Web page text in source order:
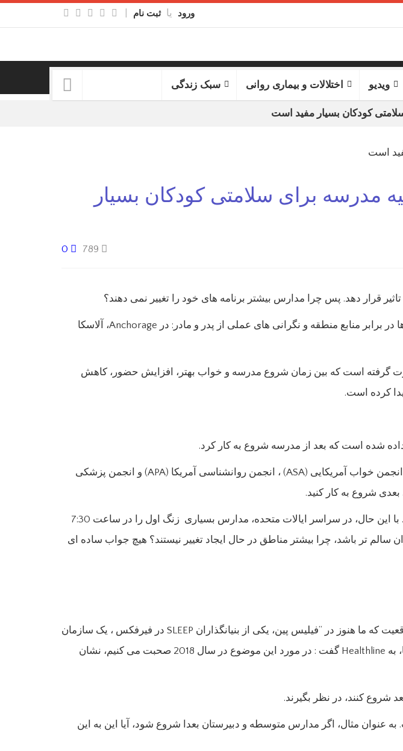
ورود یا ثبت نام
ویدیو اختلالات و بیماری روانی سبک زندگی
کودکان بسیار مفید است
مدرسه برای سلامتی کودکان بسیار
قرار دهد. پس چرا مدارس بیشتر برنامه های خود را تغییر نمی دهند؟
انکوریج منطقه مدرسه وزن تحقیقات در مورد مدرسه ایده آل شروع به بار برای بچه ها در برابر منابع منطقه و نگرانی های عملی از پدر و مادر: در Anchorage، آلاسکا
گرفته است که بین زمان شروع مدرسه و خواب بهتر، افزایش حضور، کاهش
کرده است.
شده است که بعد از مدرسه شروع به کار کرد.
در حقیقت، شواهد بسیار محتمل است که مراکز کنترل و پیشگیری از بیماری (CDC) ، انجمن خواب آمریکایی (ASA) ، انجمن روانشناسی آمریکا (APA) و انجمن پزشکی
اکثر توصیه ها نشان می دهد که مدارس نباید هرچه زودتر از ساعت 8:30 شروع شوند. با این حال، در سراسر ایالات متحده، مدارس بسیاری زنگ اول را در ساعت 7:30
سالم تر باشد، چرا بیشتر مناطق در حال ایجاد تغییر نیستند؟ هیچ جواب ساده ای
“ولسوالی های اول که این تغییرات را انجام دادند، آنها را در 90 سالگی ساخت. این واقعیت که ما هنوز در “فیلیس پین، یکی از بنیانگذاران SLEEP در فیرفکس ، یک سازمان
برای ایجاد دوره های بعدی برای دوره های متوسطه و دبیرستان در فیرفکس ، ویرجینیا، به Healthline گفت : در مورد این موضوع در سال 2018 صحبت می کنیم، نشان
شروع کنند، در نظر بگیرند.
عنوان مثال، اگر مدارس متوسطه و دبیرستان بعدا شروع شود، آیا این به این